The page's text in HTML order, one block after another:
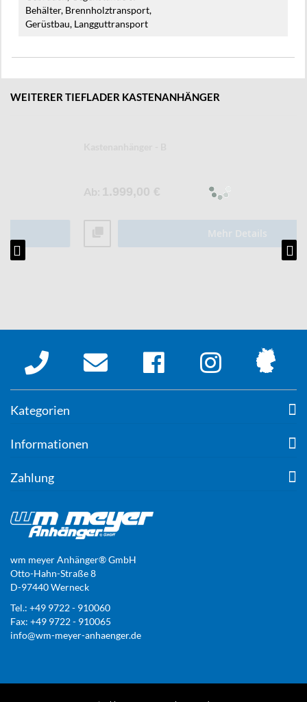
Behälter, Brennholztransport,
Gerüstbau, Langguttransport
WEITERER TIEFLADER KASTENANHÄNGER
Kategorien
Informationen
Zahlung
wm meyer Anhänger® GmbH
Otto-Hahn-Straße 8
D-97440 Werneck
Tel.: +49 9722 - 910060
Fax: +49 9722 - 910065
info@wm-meyer-anhaenger.de